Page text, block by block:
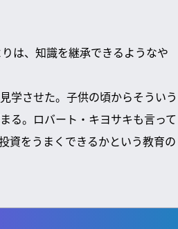
は、知識を継承できるようなや
学させた。子供の頃からそういう
る。ロバート・キヨサキも言って
資をうまくできるかという教育の